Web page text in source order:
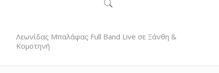
Λεωνίδας Μπαλάφας Full Band Live σε Ξάνθη &
Κομοτηνή